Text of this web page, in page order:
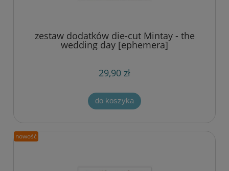
zestaw dodatków die-cut Mintay - the
wedding day [ephemera]
29,90 zł
do koszyka
nowość